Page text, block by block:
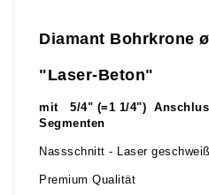
Diamant Bohrkrone
"Laser-Beton"
mit 5/4" (=1 1/4")
Segmenten
Nassschnitt - Laser
Premium Qualität